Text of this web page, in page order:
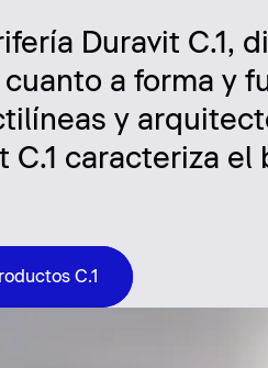
Duravit C.1,
a forma y
y
C.1 caracteriza
C.1